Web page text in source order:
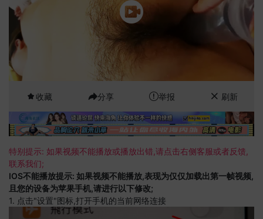
收藏 分享 举报 刷新
特别提示: 如果视频不能播放或播放出错,请点击右侧客服或者反馈,
联系我们;
IOS不能播放提示: 如果视频不能播放,表现为仅仅加载出第一帧视频,
且您的设备为苹果手机,请进行以下修改;
1. 点击"设置"图标,打开手机的当前网络连接